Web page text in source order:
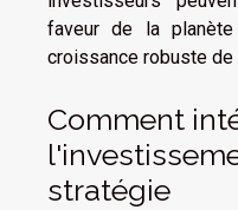
faveur de la
croissance robuste de
Comment
stratégie